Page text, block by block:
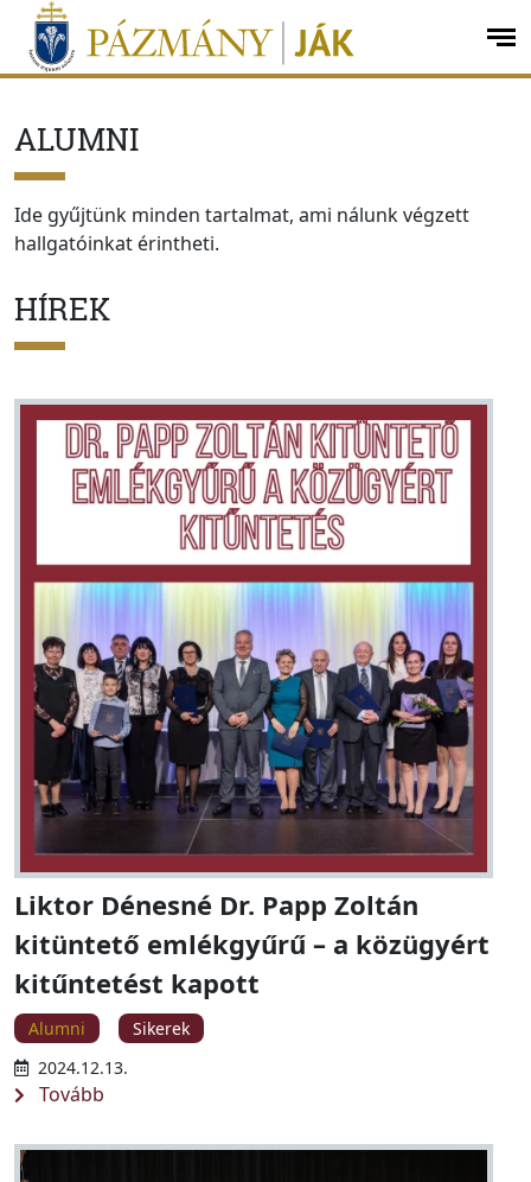
Ugrás a menüre
Ugrás a tartalomra
ALUMNI
Ide gyűjtünk minden tartalmat, ami nálunk végzett
hallgatóinkat érintheti.
HÍREK
Liktor Dénesné Dr. Papp Zoltán
kitüntető emlékgyűrű – a közügyért
kitűntetést kapott
Alumni
Sikerek
2024.12.13.
Tovább